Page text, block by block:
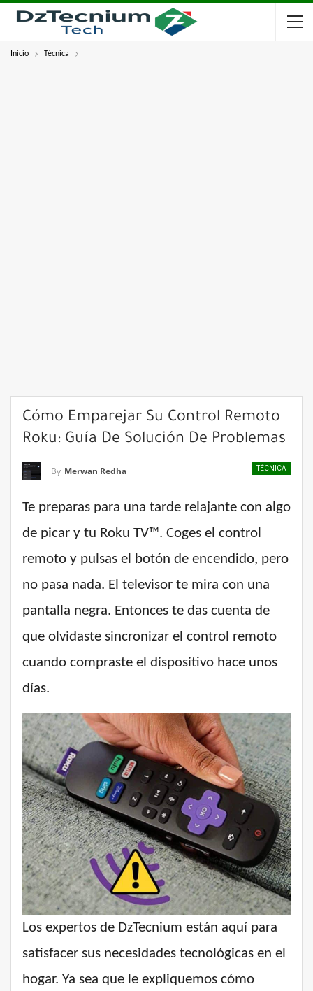
Inicio Técnica
Cómo Emparejar Su Control Remoto
Roku: Guía De Solución De Problemas
TÉCNICA
By Merwan Redha
Te preparas para una tarde relajante con algo
de picar y tu Roku TV™. Coges el control
remoto y pulsas el botón de encendido, pero
no pasa nada. El televisor te mira con una
pantalla negra. Entonces te das cuenta de
que olvidaste sincronizar el control remoto
cuando compraste el dispositivo hace unos
días.
Los expertos de DzTecnium están aquí para
satisfacer sus necesidades tecnológicas en el
hogar. Ya sea que le expliquemos cómo